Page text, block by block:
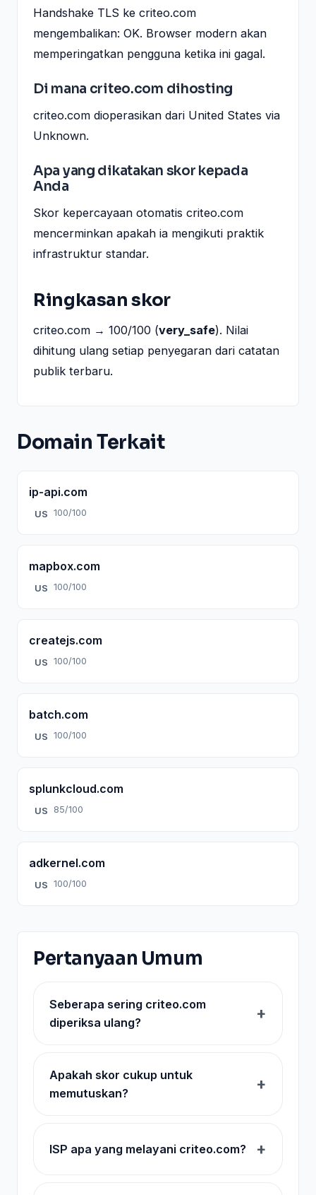
Handshake TLS ke criteo.com
mengembalikan: OK. Browser modern akan
memperingatkan pengguna ketika ini gagal.
Di mana criteo.com dihosting
criteo.com dioperasikan dari United States via
Unknown.
Apa yang dikatakan skor kepada
Anda
Skor kepercayaan otomatis criteo.com
mencerminkan apakah ia mengikuti praktik
infrastruktur standar.
Ringkasan skor
criteo.com → 100/100 (very_safe). Nilai
dihitung ulang setiap penyegaran dari catatan
publik terbaru.
Domain Terkait
ip-api.com
US 100/100
mapbox.com
US 100/100
createjs.com
US 100/100
batch.com
US 100/100
splunkcloud.com
US 85/100
adkernel.com
US 100/100
Pertanyaan Umum
Seberapa sering criteo.com
diperiksa ulang?
Apakah skor cukup untuk
memutuskan?
ISP apa yang melayani criteo.com?